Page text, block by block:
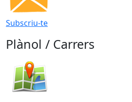
Subscriu-te
Plànol / Carrers